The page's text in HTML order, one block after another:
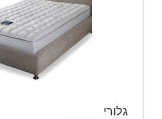
גלורי